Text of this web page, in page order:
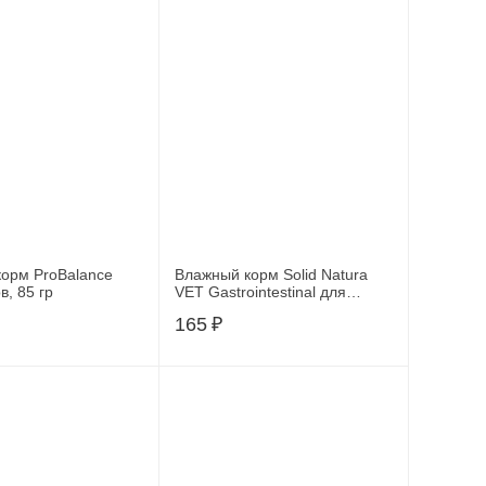
ProBalance
85 гр
Влажный корм Solid Natura
VET Gastrointestinal для
165 ₽